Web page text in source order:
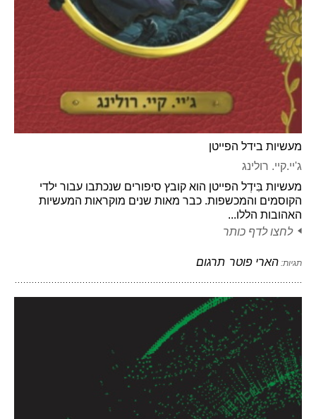
מעשיות בידל הפייטן
ג'יי.קיי. רולינג
מעשיות בִּידְל הפייטן הוא קובץ סיפורים שנכתבו עבור ילדי
הקוסמים והמכשפות. כבר מאות שנים מוקראות המעשיות
האהובות הללו...
לחצו לדף כותר
תגיות: הארי פוטר תרגום